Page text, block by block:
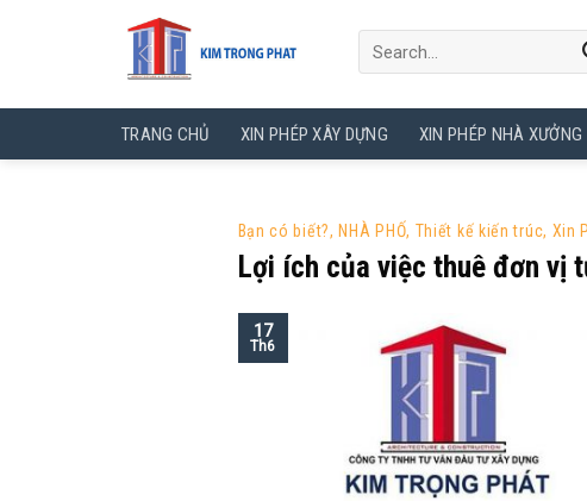
TRANG CHỦ
XIN PHÉP XÂY DỰNG XIN PHÉP NHÀ XƯỞNG
Bạn có biết?,NHÀ PHỐ, Thiết kế kiến trúc, Xin
Lợi ích của việc thuê đơn vị
17
Th6